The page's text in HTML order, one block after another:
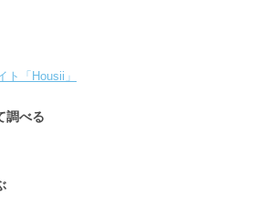
ト「Housii」
調べる